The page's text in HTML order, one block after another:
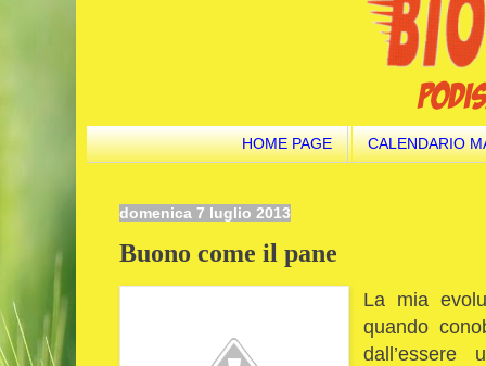
HOME PAGE CALENDARIO
domenica 7 luglio 2013
Buono come il pane
La mia
quando
dall’essere